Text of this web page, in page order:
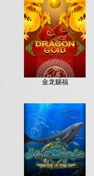
金龙赐福